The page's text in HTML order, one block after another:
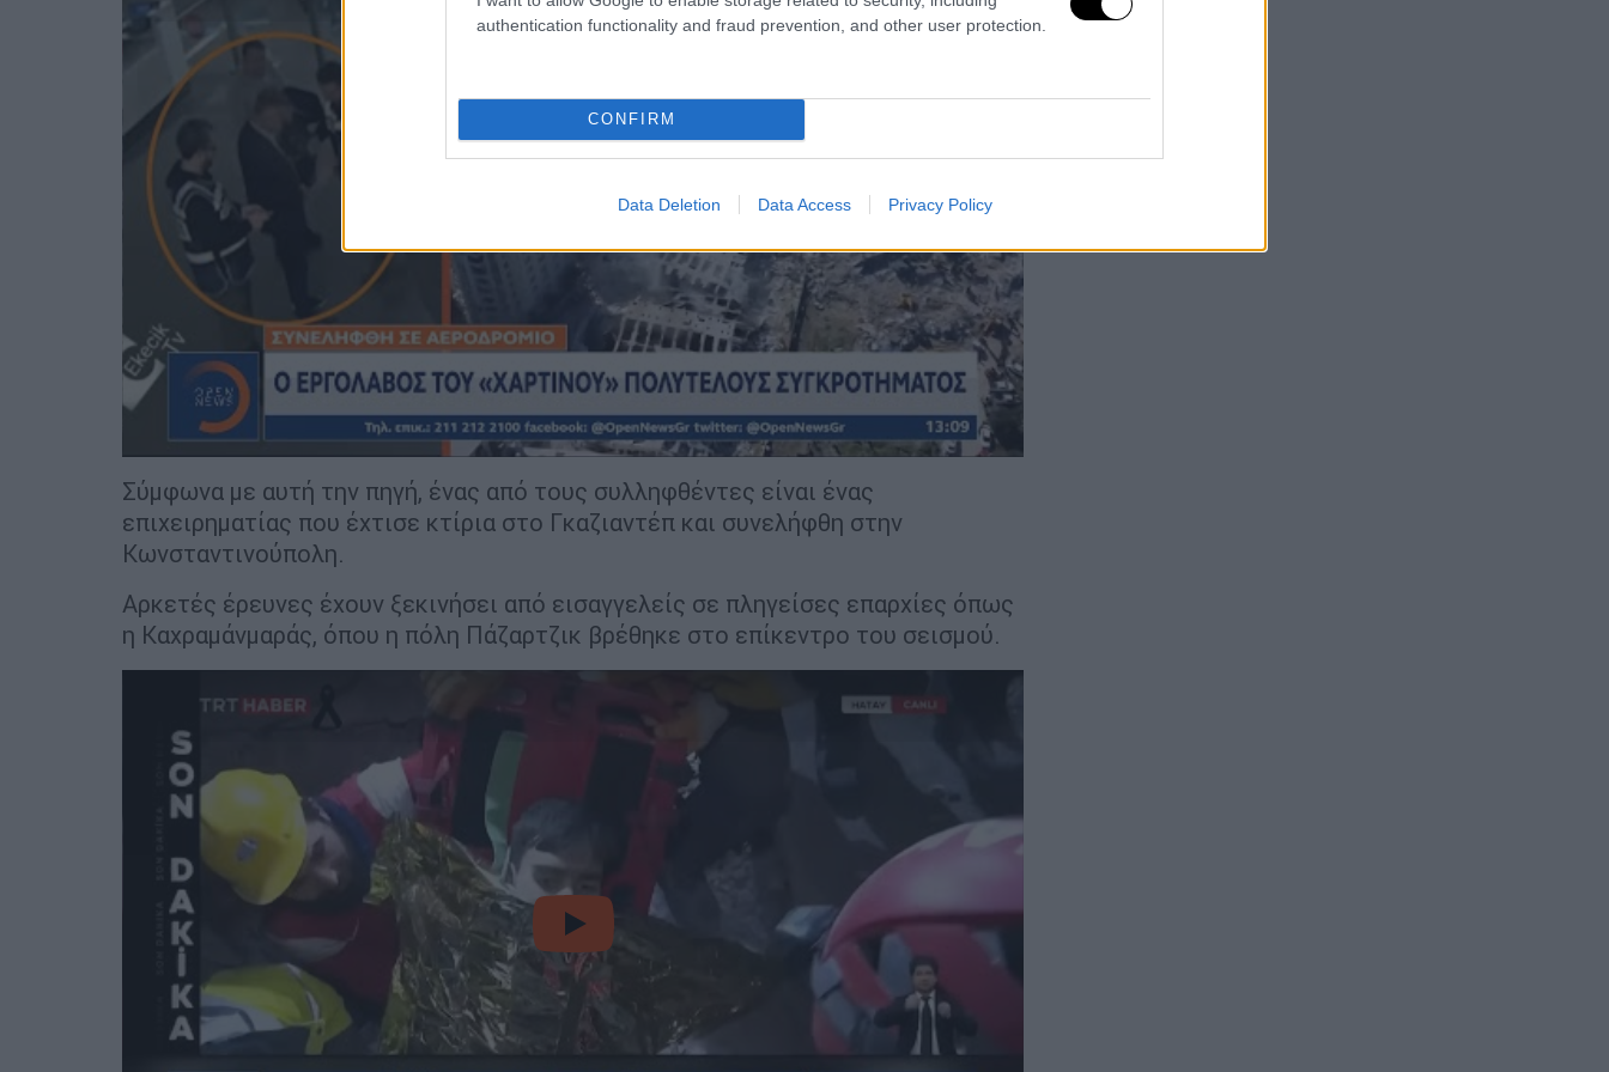
authentication functionality and fraud prevention, and other user protection.
CONFIRM
Data Deletion Data Access Privacy Policy
video
Σύμφωνα με αυτή την πηγή, ένας από τους συλληφθέντες είναι ένας
επιχειρηματίας που έχτισε κτίρια στο Γκαζιαντέπ και συνελήφθη στην
Κωνσταντινούπολη.
Αρκετές έρευνες έχουν ξεκινήσει από εισαγγελείς σε πληγείσες επαρχίες όπως
η Καχραμάνμαράς, όπου η πόλη Πάζαρτζικ βρέθηκε στο επίκεντρο του σεισμού.
video